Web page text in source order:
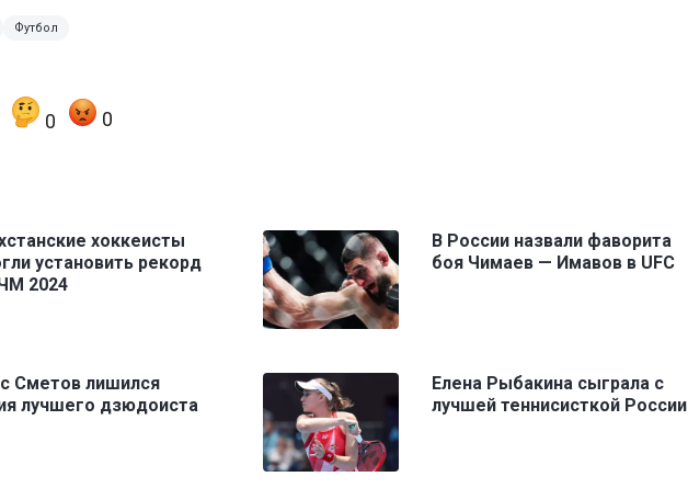
Футбол
0 0
хоккеисты
установить рекорд
2024
В России назвали фаворита
боя Чимаев — Имавов в UFC
Сметов лишился
лучшего дзюдоиста
Елена Рыбакина сыграла с
лучшей теннисисткой России